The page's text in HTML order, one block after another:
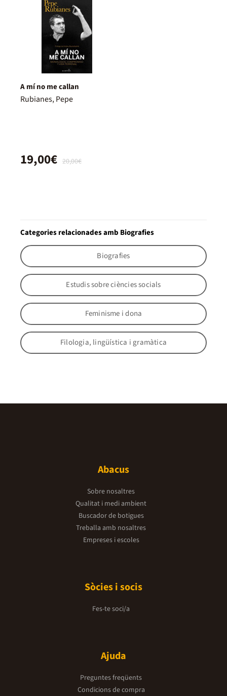
A mí no me callan
Rubianes, Pepe
20,00€
19,00€
Categories relacionades amb Biografies
Biografies
Estudis sobre ciències socials
Feminisme i dona
Filologia, lingüística i gramàtica
Abacus
Sobre nosaltres
Qualitat i medi ambient
Buscador de botigues
Treballa amb nosaltres
Empreses i escoles
Sòcies i socis
Fes-te soci/a
Ajuda
Preguntes freqüents
Condicions de compra